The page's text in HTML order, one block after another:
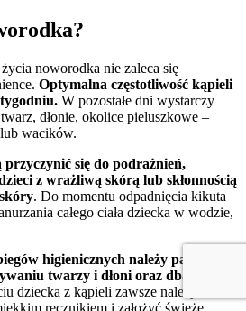
noworodka nie zaleca się
Optymalna częstotliwość kąpieli
W pozostałe dni wystarczy
dłonie, okolice pieluszkowe –
wacików.
przyczynić się do podrażnień,
z wrażliwą skórą lub skłonnością
. Do momentu odpadnięcia kikuta
całego ciała dziecka w wodzie,
higienicznych należy pamiętać o
twarzy i dłoni oraz dbaniu o
dziecka z kąpieli zawsze należy
ręcznikiem i założyć świeże